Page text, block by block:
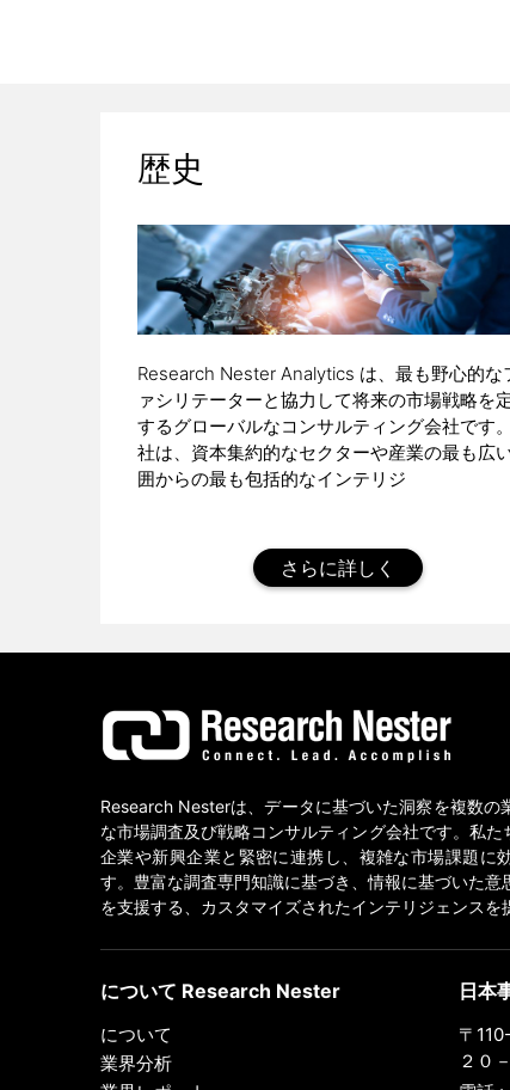
歴史
Research Nester Analytics は、最も野心的な
ァシリテーターと協力して将来の市場戦略を
するグローバルなコンサルティング会社です
社は、資本集約的なセクターや産業の最も広
囲からの最も包括的なインテリジ
さらに詳しく
Research Nesterは、データに基づいた洞察を複数の
な市場調査及び戦略コンサルティング会社です。私
企業や新興企業と緊密に連携し、複雑な市場課題に
す。豊富な調査専門知識に基づき、情報に基づいた意
を支援する、カスタマイズされたインテリジェンスを
について Research Nester
について
業界分析
日本
〒
２０